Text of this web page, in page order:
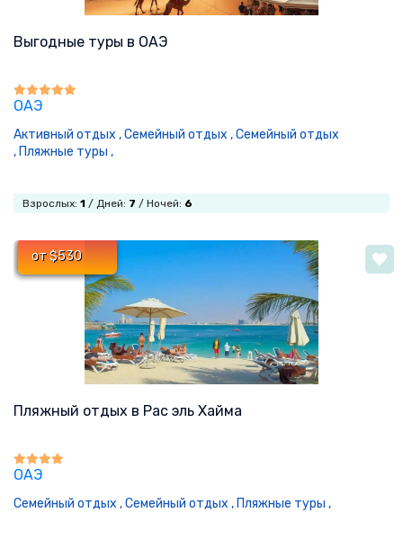
Выгодные туры в ОАЭ
ОАЭ
Активный отдых ,Семейный отдых ,Семейный отдых
, Пляжные туры ,
Взрослых: 1 / Дней: 7 / Ночей: 6
от $530
Пляжный отдых в Рас эль Хайма
ОАЭ
Семейный отдых ,Семейный отдых , Пляжные туры ,